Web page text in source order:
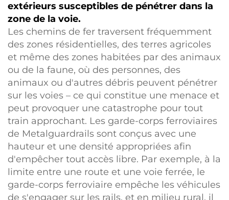
extérieurs susceptibles de pénétrer dans la
zone de la voie.
Les chemins de fer traversent fréquemment
des zones résidentielles, des terres agricoles
et même des zones habitées par des animaux
ou de la faune, où des personnes, des
animaux ou d'autres débris peuvent pénétrer
sur les voies – ce qui constitue une menace et
peut provoquer une catastrophe pour tout
train approchant. Les garde-corps ferroviaires
de Metalguardrails sont conçus avec une
hauteur et une densité appropriées afin
d'empêcher tout accès libre. Par exemple, à la
limite entre une route et une voie ferrée, le
garde-corps ferroviaire empêche les véhicules
de s'engager sur les rails, et en milieu rural, il